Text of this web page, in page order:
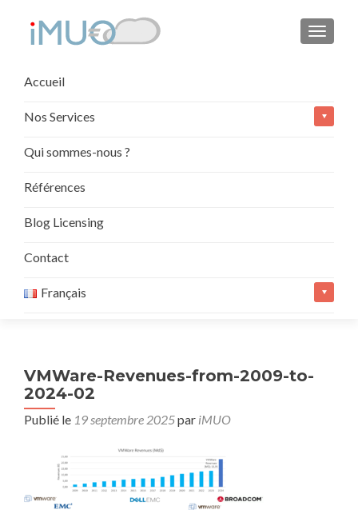
au
principal
Accueil
Nos Services
Qui sommes-nous ?
Références
Blog Licensing
Contact
Français
VMWare-Revenues-from-2009-to-
2024-02
Publié le 19 septembre 2025par iMUO